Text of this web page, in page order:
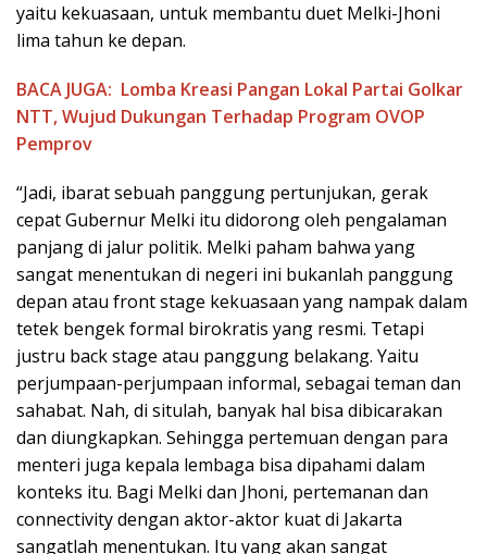
yaitu kekuasaan, untuk membantu duet Melki-Jhoni
lima tahun ke depan.
BACA JUGA: Lomba Kreasi Pangan Lokal Partai Golkar
NTT, Wujud Dukungan Terhadap Program OVOP
Pemprov
“Jadi, ibarat sebuah panggung pertunjukan, gerak
cepat Gubernur Melki itu didorong oleh pengalaman
panjang di jalur politik. Melki paham bahwa yang
sangat menentukan di negeri ini bukanlah panggung
depan atau front stage kekuasaan yang nampak dalam
tetek bengek formal birokratis yang resmi. Tetapi
justru back stage atau panggung belakang. Yaitu
perjumpaan-perjumpaan informal, sebagai teman dan
sahabat. Nah, di situlah, banyak hal bisa dibicarakan
dan diungkapkan. Sehingga pertemuan dengan para
menteri juga kepala lembaga bisa dipahami dalam
konteks itu. Bagi Melki dan Jhoni, pertemanan dan
connectivity dengan aktor-aktor kuat di Jakarta
sangatlah menentukan. Itu yang akan sangat